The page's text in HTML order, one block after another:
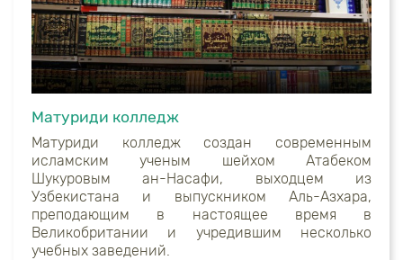
Матуриди колледж
Матуриди колледж создан современным
исламским ученым шейхом Атабеком
Шукуровым ан-Насафи, выходцем из
Узбекистана и выпускником Аль-Азхара,
преподающим в настоящее время в
Великобритании и учредившим несколько
учебных заведений.